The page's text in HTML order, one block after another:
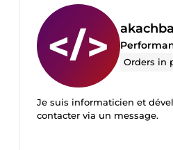
Orders in
Je suis informaticien et
contacter via un message.